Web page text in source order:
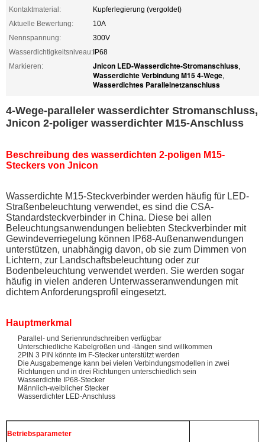
Kontaktmaterial:
Kupferlegierung (vergoldet)
Aktuelle Bewertung:
10A
Nennspannung:
300V
Wasserdichtigkeitsniveau:IP68
Markieren:
Jnicon LED-Wasserdichte-Stromanschluss,
Wasserdichte Verbindung M15 4-Wege,
Wasserdichtes Parallelnetzanschluss
4-Wege-paralleler wasserdichter Stromanschluss,
Jnicon 2-poliger wasserdichter M15-Anschluss
Beschreibung des wasserdichten 2-poligen M15-
Steckers von Jnicon
Wasserdichte M15-Steckverbinder werden häufig für LED-
Straßenbeleuchtung verwendet, es sind die CSA-
Standardsteckverbinder in China. Diese bei allen
Beleuchtungsanwendungen beliebten Steckverbinder mit
Gewindeverriegelung können IP68-Außenanwendungen
unterstützen, unabhängig davon, ob sie zum Dimmen von
Lichtern, zur Landschaftsbeleuchtung oder zur
Bodenbeleuchtung verwendet werden. Sie werden sogar
häufig in vielen anderen Unterwasseranwendungen mit
dichtem Anforderungsprofil eingesetzt.
Hauptmerkmal
Parallel- und Serienrundschreiben verfügbar
Unterschiedliche Kabelgrößen und -längen sind willkommen
2PIN 3 PIN könnte im F-Stecker unterstützt werden
Die Ausgabemenge kann bei vielen Verbindungsmodellen in zwei
Richtungen und in drei Richtungen unterschiedlich sein
Wasserdichte IP68-Stecker
Männlich-weiblicher Stecker
Wasserdichter LED-Anschluss
Betriebsparameter